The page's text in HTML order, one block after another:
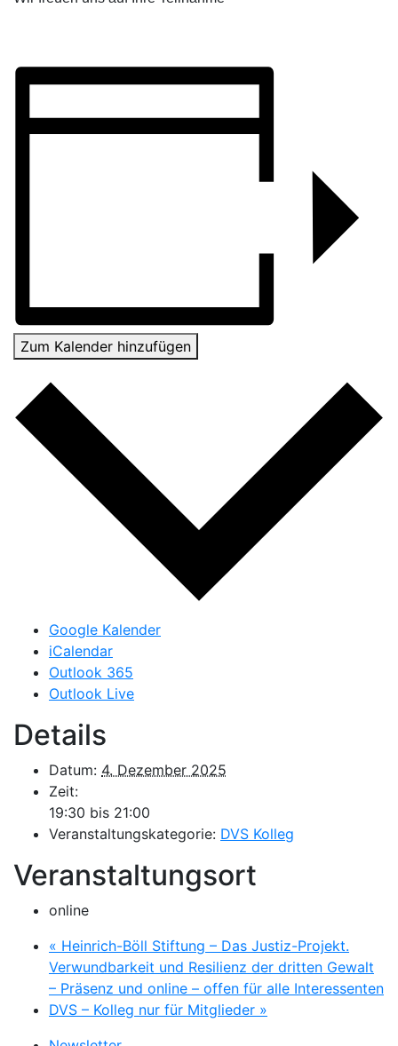
Zum Kalender hinzufügen
Google Kalender
iCalendar
Outlook 365
Outlook Live
Details
Datum: 4. Dezember 2025
Zeit:
19:30 bis 21:00
Veranstaltungskategorie: DVS Kolleg
Veranstaltungsort
online
« Heinrich-Böll Stiftung – Das Justiz-Projekt.
Verwundbarkeit und Resilienz der dritten Gewalt
– Präsenz und online – offen für alle Interessenten
DVS – Kolleg nur für Mitglieder »